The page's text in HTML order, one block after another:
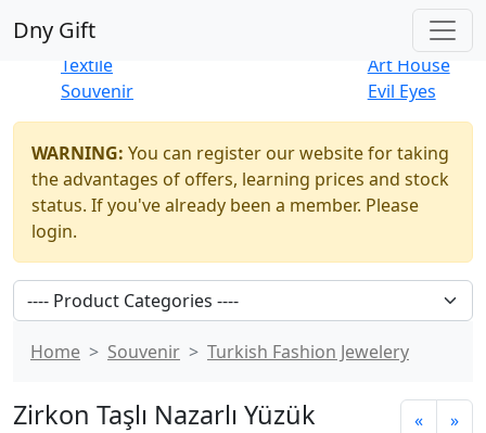
Dny Gift
New Products
Thrift Shop
Textile
Souvenir
Art House
Evil Eyes
WARNING: You can register our website for taking
the advantages of offers, learning prices and stock
status. If you've already been a member. Please
login.
Home Souvenir Turkish Fashion Jewelery
Zirkon Taşlı Nazarlı Yüzük «
»